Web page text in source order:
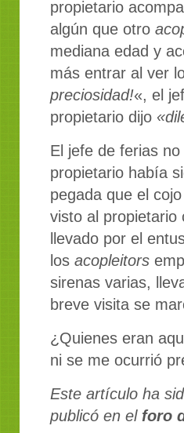
propietario
algún que otro
mediana edad y
más entrar al ver
preciosidad!«, el
propietario dijo
El jefe de ferias
propietario había
pegada que el
visto al propietario
llevado por el
los acopleitors
sirenas varias,
breve visita se
¿Quienes eran
ni se me ocurrió
Este artículo ha
publicó en el foro